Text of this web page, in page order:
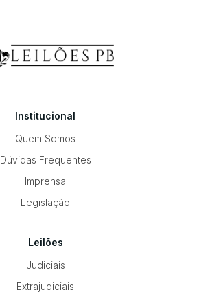
Institucional
Quem Somos
Dúvidas Frequentes
Imprensa
Legislação
Leilões
Judiciais
Extrajudiciais